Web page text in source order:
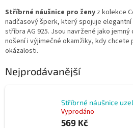
Stříbrné náušnice pro ženy z kolekce
nadčasový šperk, který spojuje
stříbra AG 925. Jsou navržené jako
nošení i výjimečné okamžiky, kdy
okázalosti.
Nejprodávanější
Stříbrné náušnice uzel
Vyprodáno
569 Kč